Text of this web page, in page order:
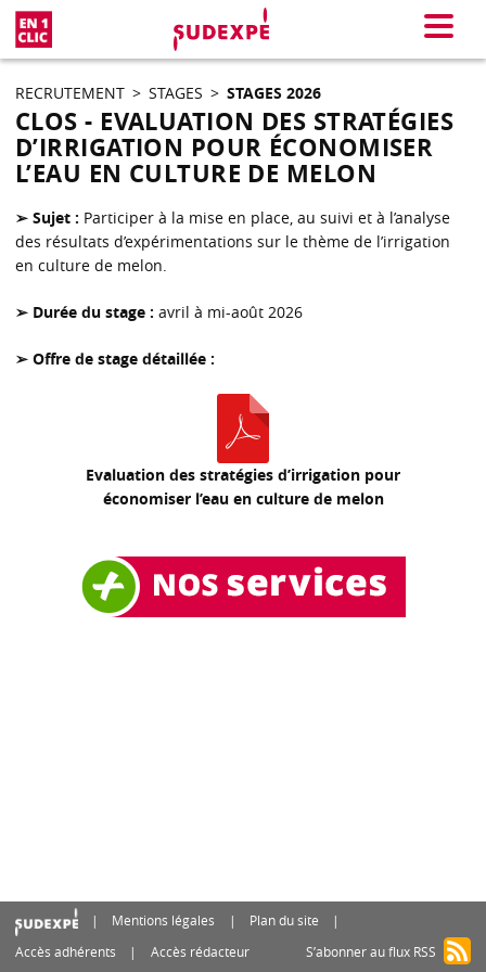
Menu
RECRUTEMENT > STAGES > STAGES 2026
CLOS - EVALUATION DES STRATÉGIES
D’IRRIGATION POUR ÉCONOMISER
L’EAU EN CULTURE DE MELON
➢ Sujet : Participer à la mise en place, au suivi et à l’analyse
des résultats d’expérimentations sur le thème de l’irrigation
en culture de melon.
➢ Durée du stage : avril à mi-août 2026
➢ Offre de stage détaillée :
Evaluation des stratégies d’irrigation pour
économiser l’eau en culture de melon
Mentions légales
Plan du site
Accès adhérents
Accès rédacteur S’abonner au flux RSS